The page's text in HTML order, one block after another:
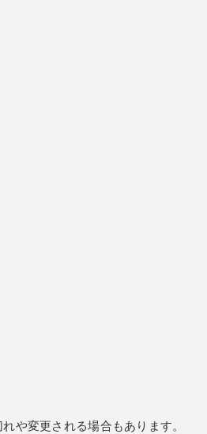
や変更される場合もあります。